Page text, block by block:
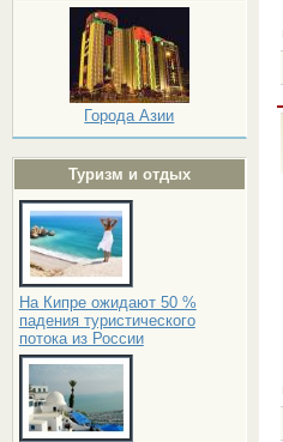
Города Азии
Туризм и отдых
На Кипре ожидают 50 %
падения туристического
потока из России